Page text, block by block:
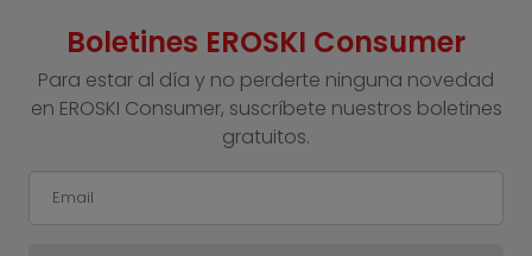
Boletines EROSKI Consumer
Para estar al día y no perderte ninguna novedad
en EROSKI Consumer, suscríbete nuestros boletines
gratuitos.